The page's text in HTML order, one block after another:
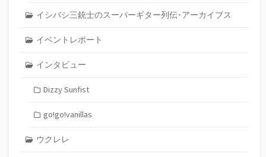
イシバシ三銃士のスーパーギター列伝･アーカイブス
イベントレポート
インタビュー
Dizzy Sunfist
go!go!vanillas
ウクレレ